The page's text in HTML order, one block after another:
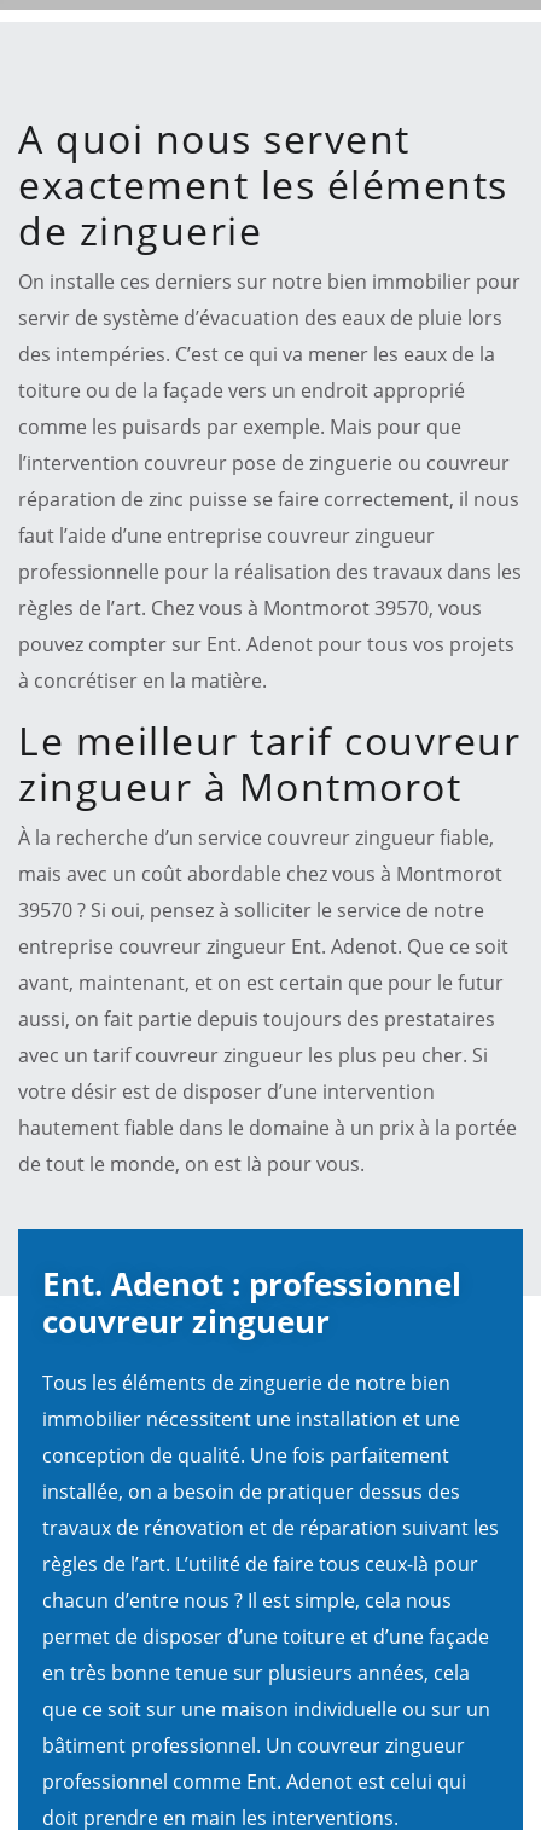
A quoi nous servent
exactement les éléments
de zinguerie
On installe ces derniers sur notre bien immobilier pour
servir de système d’évacuation des eaux de pluie lors
des intempéries. C’est ce qui va mener les eaux de la
toiture ou de la façade vers un endroit approprié
comme les puisards par exemple. Mais pour que
l’intervention couvreur pose de zinguerie ou couvreur
réparation de zinc puisse se faire correctement, il nous
faut l’aide d’une entreprise couvreur zingueur
professionnelle pour la réalisation des travaux dans les
règles de l’art. Chez vous à Montmorot 39570, vous
pouvez compter sur Ent. Adenot pour tous vos projets
à concrétiser en la matière.
Le meilleur tarif couvreur
zingueur à Montmorot
À la recherche d’un service couvreur zingueur fiable,
mais avec un coût abordable chez vous à Montmorot
39570 ? Si oui, pensez à solliciter le service de notre
entreprise couvreur zingueur Ent. Adenot. Que ce soit
avant, maintenant, et on est certain que pour le futur
aussi, on fait partie depuis toujours des prestataires
avec un tarif couvreur zingueur les plus peu cher. Si
votre désir est de disposer d’une intervention
hautement fiable dans le domaine à un prix à la portée
de tout le monde, on est là pour vous.
Ent. Adenot : professionnel
couvreur zingueur
Tous les éléments de zinguerie de notre bien
immobilier nécessitent une installation et une
conception de qualité. Une fois parfaitement
installée, on a besoin de pratiquer dessus des
travaux de rénovation et de réparation suivant les
règles de l’art. L’utilité de faire tous ceux-là pour
chacun d’entre nous ? Il est simple, cela nous
permet de disposer d’une toiture et d’une façade
en très bonne tenue sur plusieurs années, cela
que ce soit sur une maison individuelle ou sur un
bâtiment professionnel. Un couvreur zingueur
professionnel comme Ent. Adenot est celui qui
doit prendre en main les interventions.